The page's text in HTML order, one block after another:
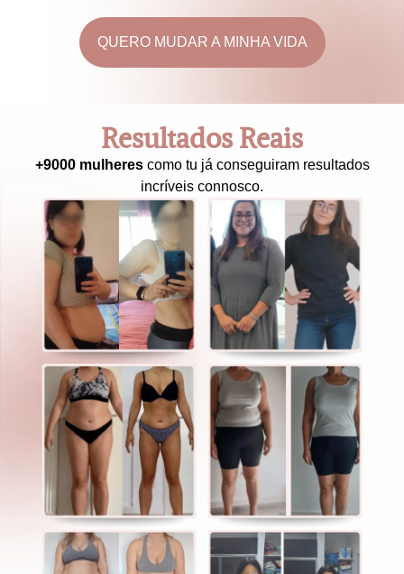
QUERO MUDAR A MINHA VIDA
Resultados Reais
+9000 mulherescomo tu já conseguiram resultados
incríveis connosco.